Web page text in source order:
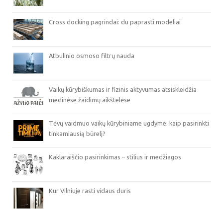
Cross docking pagrindai: du paprasti modeliai
Atbulinio osmoso filtrų nauda
Vaikų kūrybiškumas ir fizinis aktyvumas atsiskleidžia
medinėse žaidimų aikštelėse
Tėvų vaidmuo vaikų kūrybiniame ugdyme: kaip pasirinkti
tinkamiausią būrelį?
Kaklaraiščio pasirinkimas – stilius ir medžiagos
Kur Vilniuje rasti vidaus duris